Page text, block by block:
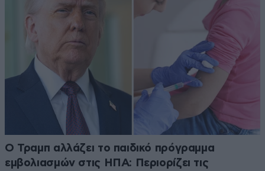
Ο Τραμπ αλλάζει το παιδικό πρόγραμμα
εμβολιασμών στις ΗΠΑ: Περιορίζει τις